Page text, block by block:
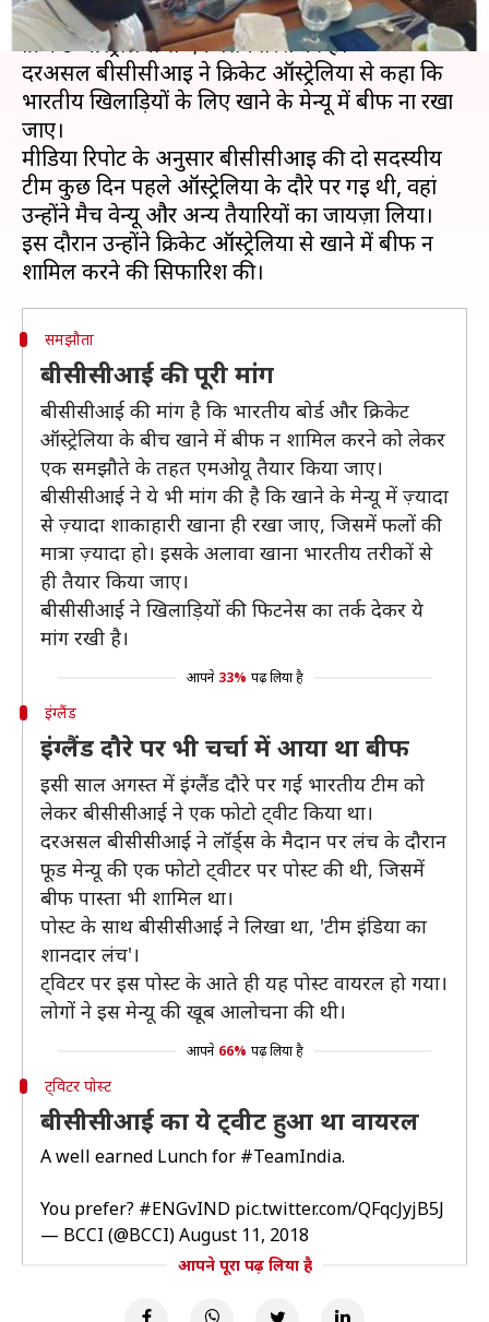
बीसीसीआई ने भारतीय टीम के ऑस्ट्रेलिया दौरे के लिए
क्रिकेट ऑस्ट्रेलिया से एक सिफारिश की है।
दरअसल बीसीसीआई ने क्रिकेट ऑस्ट्रेलिया से कहा कि
भारतीय खिलाड़ियों के लिए खाने के मेन्यू में बीफ ना रखा
जाए।
मीडिया रिपोर्ट के अनुसार बीसीसीआई की दो सदस्यीय
टीम कुछ दिन पहले ऑस्ट्रेलिया के दौरे पर गई थी, वहां
उन्होंने मैच वेन्यू और अन्य तैयारियों का जायज़ा लिया।
इस दौरान उन्होंने क्रिकेट ऑस्ट्रेलिया से खाने में बीफ न
समझौता
बीसीसीआई की पूरी मांग
बीसीसीआई की मांग है कि भारतीय बोर्ड और क्रिकेट
ऑस्ट्रेलिया के बीच खाने में बीफ न शामिल करने को लेकर
एक समझौते के तहत एमओयू तैयार किया जाए।
बीसीसीआई ने ये भी मांग की है कि खाने के मेन्यू में ज़्यादा
से ज़्यादा शाकाहारी खाना ही रखा जाए, जिसमें फलों की
मात्रा ज़्यादा हो। इसके अलावा खाना भारतीय तरीकों से
ही तैयार किया जाए।
बीसीसीआई ने खिलाड़ियों की फिटनेस का तर्क देकर ये
मांग रखी है।
आपने 33% पढ़ लिया है
इंग्लैंड
इंग्लैंड दौरे पर भी चर्चा में आया था बीफ
इसी साल अगस्त में इंग्लैंड दौरे पर गई भारतीय टीम को
लेकर बीसीसीआई ने एक फोटो ट्वीट किया था।
दरअसल बीसीसीआई ने लॉर्ड्स के मैदान पर लंच के दौरान
फूड मेन्यू की एक फोटो ट्वीटर पर पोस्ट की थी, जिसमें
बीफ पास्ता भी शामिल था।
पोस्ट के साथ बीसीसीआई ने लिखा था, 'टीम इंडिया का
शानदार लंच'।
ट्विटर पर इस पोस्ट के आते ही यह पोस्ट वायरल हो गया।
लोगों ने इस मेन्यू की खूब आलोचना की थी।
आपने 66% पढ़ लिया है
ट्विटर पोस्ट
बीसीसीआई का ये ट्वीट हुआ था वायरल
A well earned Lunch for #TeamIndia.
You prefer? #ENGvIND pic.twitter.com/QFqcJyjB5J
— BCCI (@BCCI)August 11, 2018
आपने पूरा पढ़ लिया है